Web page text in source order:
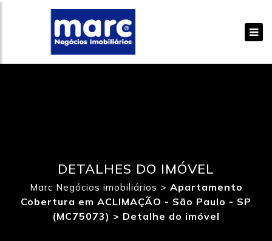
DETALHES DO IMÓVEL
Marc Negócios imobiliários > Apartamento
Cobertura em ACLIMAÇÃO - São Paulo - SP
(MC75073) > Detalhe do imóvel